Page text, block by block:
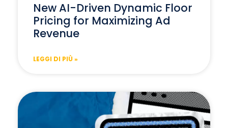
New AI-Driven Dynamic Floor
Pricing for Maximizing Ad
Revenue
LEGGI DI PIÙ »